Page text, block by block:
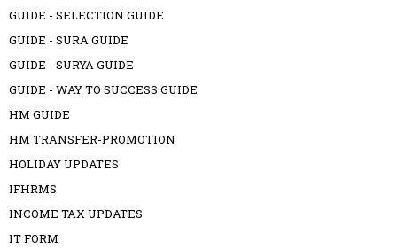
GUIDE - SELECTION GUIDE
GUIDE - SURA GUIDE
GUIDE - SURYA GUIDE
GUIDE - WAY TO SUCCESS GUIDE
HM GUIDE
HM TRANSFER-PROMOTION
HOLIDAY UPDATES
IFHRMS
INCOME TAX UPDATES
IT FORM